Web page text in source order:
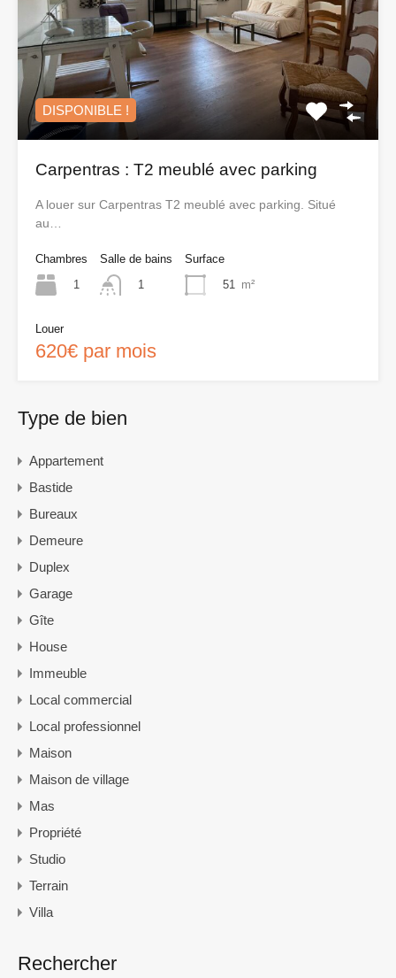
DISPONIBLE !
Carpentras : T2 meublé avec parking
A louer sur Carpentras T2 meublé avec parking. Situé
au…
Chambres
1
Salle de bains
1
Surface
51
m²
Louer
620€ par mois
Type de bien
Appartement
Bastide
Bureaux
Demeure
Duplex
Garage
Gîte
House
Immeuble
Local commercial
Local professionnel
Maison
Maison de village
Mas
Propriété
Studio
Terrain
Villa
Rechercher